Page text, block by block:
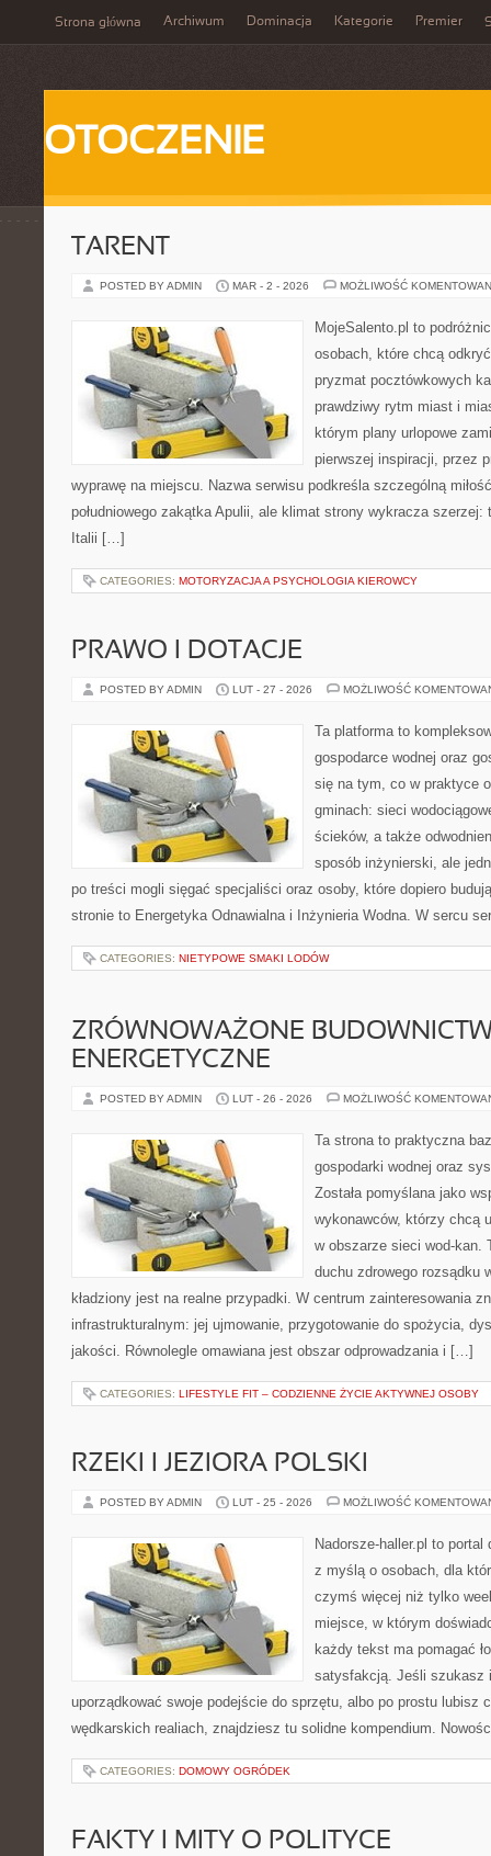
Strona główna Archiwum Dominacja Kategorie Premier
OTOCZENIE
TARENT
POSTED BY ADMIN MAR - 2 - 2026 MOŻLIWOŚĆ
MojeSalento.pl to
osobach, które chcą
pryzmat pocztówkowych
prawdziwy rytm miast i
którym plany urlopowe
pierwszej inspiracji, przez
wyprawę na miejscu. Nazwa serwisu podkreśla szczególną
południowego zakątka Apulii, ale klimat strony wykracza szerzej:
Italii […]
CATEGORIES: MOTORYZACJA A PSYCHOLOGIA KIEROWCY
PRAWO I DOTACJE
POSTED BY ADMIN LUT - 27 - 2026 MOŻLIWOŚĆ
Ta platforma to
gospodarce wodnej oraz
się na tym, co w praktyce
gminach: sieci
ścieków, a także
sposób inżynierski, ale
po treści mogli sięgać specjaliści oraz osoby, które dopiero
stronie to Energetyka Odnawialna i Inżynieria Wodna. W sercu
CATEGORIES: NIETYPOWE SMAKI LODÓW
ZRÓWNOWAŻONE
ENERGETYCZNE
POSTED BY ADMIN LUT - 26 - 2026 MOŻLIWOŚĆ
Ta strona to praktyczna
gospodarki wodnej oraz
Została pomyślana jako
wykonawców, którzy chcą
w obszarze sieci wod-kan.
duchu zdrowego rozsądku
kładziony jest na realne przypadki. W centrum zainteresowania
infrastrukturalnym: jej ujmowanie, przygotowanie do spożycia,
jakości. Równolegle omawiana jest obszar odprowadzania i […]
CATEGORIES: LIFESTYLE FIT – CODZIENNE ŻYCIE AKTYWNEJ OSOBY
RZEKI I JEZIORA POLSKI
POSTED BY ADMIN LUT - 25 - 2026 MOŻLIWOŚĆ
Nadorsze-haller.pl to portal
z myślą o osobach, dla
czymś więcej niż tylko
miejsce, w którym
każdy tekst ma pomagać
satysfakcją. Jeśli szukasz
uporządkować swoje podejście do sprzętu, albo po prostu lubisz
wędkarskich realiach, znajdziesz tu solidne kompendium.
CATEGORIES: DOMOWY OGRÓDEK
FAKTY I MITY O POLITYCE